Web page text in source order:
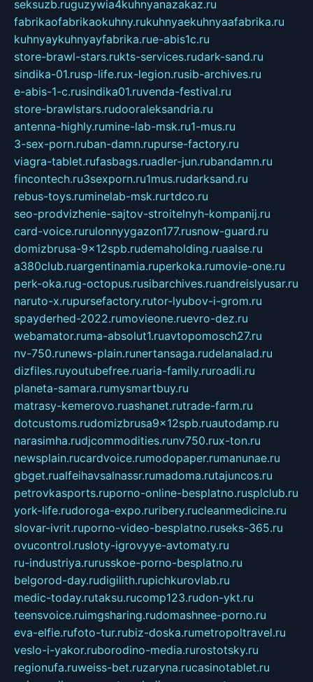
seksuzb.ruguzywia4kuhnyanazakaz.ru
fabrikaofabrikaokuhny.rukuhnyaekuhnyaafabrika.ru
kuhnyaykuhnyayfabrika.rue-abis1c.ru
store-brawl-stars.rukts-services.rudark-sand.ru
sindika-01.rusp-life.rux-legion.rusib-archives.ru
e-abis-1-c.rusindika01.ruvenda-festival.ru
store-brawlstars.rudooraleksandria.ru
antenna-highly.rumine-lab-msk.ru1-mus.ru
3-sex-porn.ruban-damn.rupurse-factory.ru
viagra-tablet.rufasbags.ruadler-jun.rubandamn.ru
fincontech.ru3sexporn.ru1mus.rudarksand.ru
rebus-toys.ruminelab-msk.rurtdco.ru
seo-prodvizhenie-sajtov-stroitelnyh-kompanij.ru
card-voice.rurulonnyygazon177.rusnow-guard.ru
domizbrusa-9x12spb.rudemaholding.ruaalse.ru
a380club.ruargentinamia.ruperkoka.rumovie-one.ru
perk-oka.rug-octopus.rusibarchives.ruandreislyusar.ru
naruto-x.rupursefactory.rutor-lyubov-i-grom.ru
spayderhed-2022.rumovieone.ruevro-dez.ru
webamator.ruma-absolut1.ruavtopomosch27.ru
nv-750.runews-plain.runertansaga.rudelanalad.ru
dizfiles.ruyoutubefree.ruaria-family.ruroadli.ru
planeta-samara.rumysmartbuy.ru
matrasy-kemerovo.ruashanet.rutrade-farm.ru
dotcustoms.rudomizbrusa9x12spb.ruautodamp.ru
narasimha.rudjcommodities.runv750.rux-ton.ru
newsplain.rucardvoice.rumodopaper.rumanunae.ru
gbget.rualfeihavsalnassr.rumadoma.rutajuncos.ru
petrovkasports.ruporno-online-besplatno.rusplclub.ru
york-life.rudoroga-expo.ruribery.rucleanmedicine.ru
slovar-ivrit.ruporno-video-besplatno.ruseks-365.ru
ovucontrol.rusloty-igrovyye-avtomaty.ru
ru-industriya.rurusskoe-porno-besplatno.ru
belgorod-day.rudigilith.rupichkurovlab.ru
medic-today.rutaksu.rucomp123.rudon-ykt.ru
teensvoice.ruimgsharing.rudomashnee-porno.ru
eva-elfie.rufoto-tur.rubiz-doska.rumetropoltravel.ru
veslo-i-yakor.ruborodino-media.rurostotsky.ru
regionufa.ruweiss-bet.ruzaryna.rucasinotablet.ru